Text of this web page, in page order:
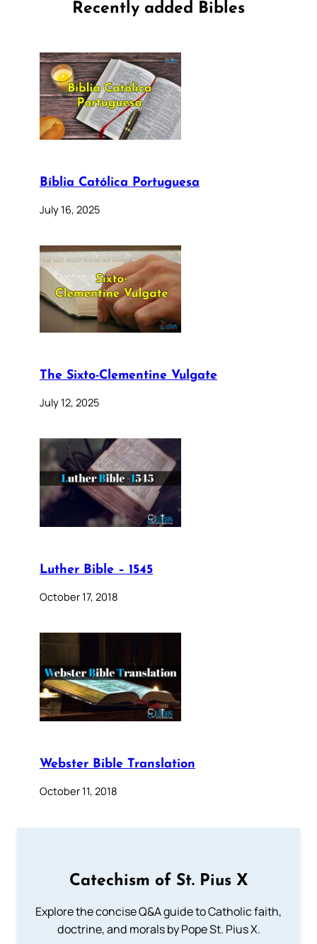
Recently added Bibles
Bíblia Católica Portuguesa
July 16, 2025
The Sixto-Clementine Vulgate
July 12, 2025
Luther Bible – 1545
October 17, 2018
Webster Bible Translation
October 11, 2018
Catechism of St. Pius X
Explore the concise Q&A guide to Catholic faith,
doctrine, and morals by Pope St. Pius X.